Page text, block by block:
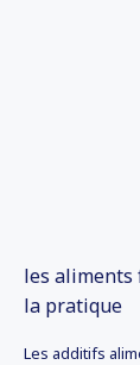
les aliments
la pratique
Les additifs